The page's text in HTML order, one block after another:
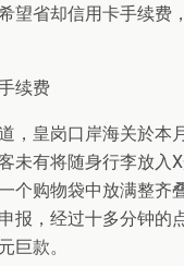
望省却信用卡手续费
续费
，皇岗口岸海关於本
未有将随身行李放入
个购物袋中放满整齐
报，经过十多分钟的
巨款。